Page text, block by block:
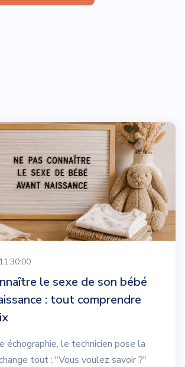
le sexe de son bébé
: tout comprendre
échographie, le technicien pose la
tout : "Vous voulez savoir ?"